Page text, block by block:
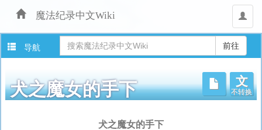
魔法纪录中文Wiki
用
户
导航
犬之魔女的手下
文
不转换
犬之魔女的手下